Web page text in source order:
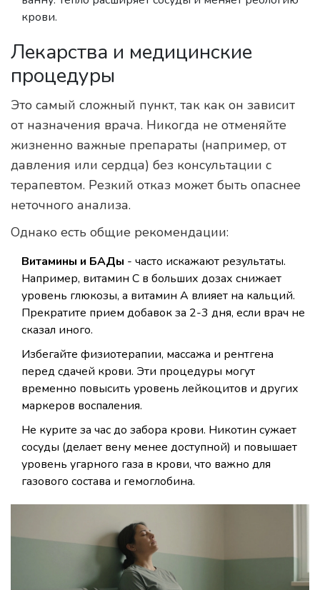
крови.
Лекарства и медицинские
процедуры
Это самый сложный пункт, так как он зависит
от назначения врача. Никогда не отменяйте
жизненно важные препараты (например, от
давления или сердца) без консультации с
терапевтом. Резкий отказ может быть опаснее
неточного анализа.
Однако есть общие рекомендации:
Витамины и БАДы - часто искажают результаты.
Например, витамин С в больших дозах снижает
уровень глюкозы, а витамин А влияет на кальций.
Прекратите прием добавок за 2-3 дня, если врач не
сказал иного.
Избегайте физиотерапии, массажа и рентгена
перед сдачей крови. Эти процедуры могут
временно повысить уровень лейкоцитов и других
маркеров воспаления.
Не курите за час до забора крови. Никотин сужает
сосуды (делает вену менее доступной) и повышает
уровень угарного газа в крови, что важно для
газового состава и гемоглобина.